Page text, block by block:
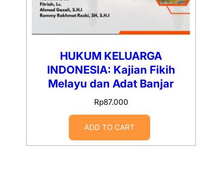
HUKUM KELUARGA
INDONESIA: Kajian Fikih
Melayu dan Adat Banjar
Rp87.000
ADD TO CART